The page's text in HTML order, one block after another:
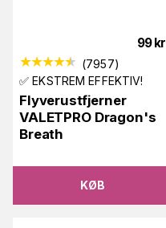
99 kr
(7957)
✅ EKSTREM EFFEKTIV!
Flyverustfjerner
VALETPRO Dragon's
Breath
KØB